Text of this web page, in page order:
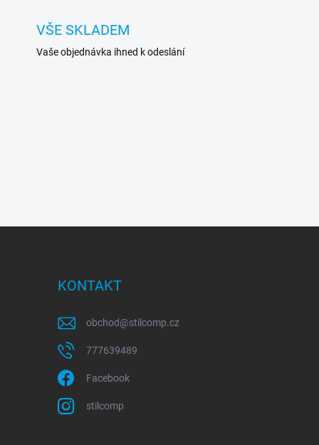
VŠE SKLADEM
Vaše objednávka ihned k odeslání
KONTAKT
obchod@stilcomp.cz
777639489
Facebook
stilcomp